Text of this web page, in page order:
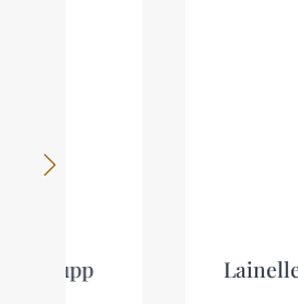
Lainelle 4-sits